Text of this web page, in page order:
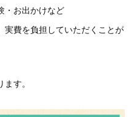
・お出かけなど
実費を負担していただくことが
す。